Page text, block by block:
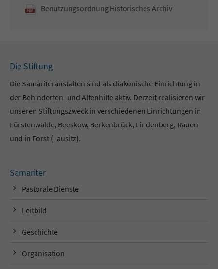
Benutzungsordnung Historisches Archiv
Die Stiftung
Die Samariteranstalten sind als diakonische Einrichtung in
der Behinderten- und Altenhilfe aktiv. Derzeit realisieren wir
unseren Stiftungszweck in verschiedenen Einrichtungen in
Fürstenwalde, Beeskow, Berkenbrück, Lindenberg, Rauen
und in Forst (Lausitz).
Samariter
Pastorale Dienste
Leitbild
Geschichte
Organisation